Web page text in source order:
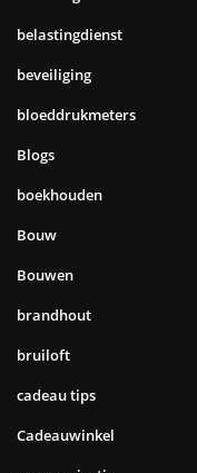
belastingdienst
beveiliging
bloeddrukmeters
Blogs
boekhouden
Bouw
Bouwen
brandhout
bruiloft
cadeau tips
Cadeauwinkel